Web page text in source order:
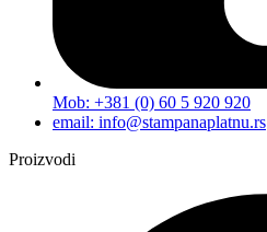
Mob: +381 (0) 60 5 920 920
email: info@stampanaplatnu.rs
Proizvodi